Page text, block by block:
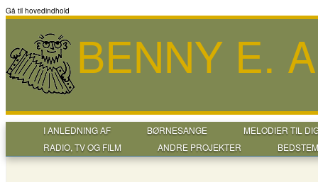
Gå til hovedindhold
BENNY E.
I ANLEDNING AF BØRNESANGE
MELODIER TIL
RADIO, TV OG FILM
ANDRE PROJEKTER